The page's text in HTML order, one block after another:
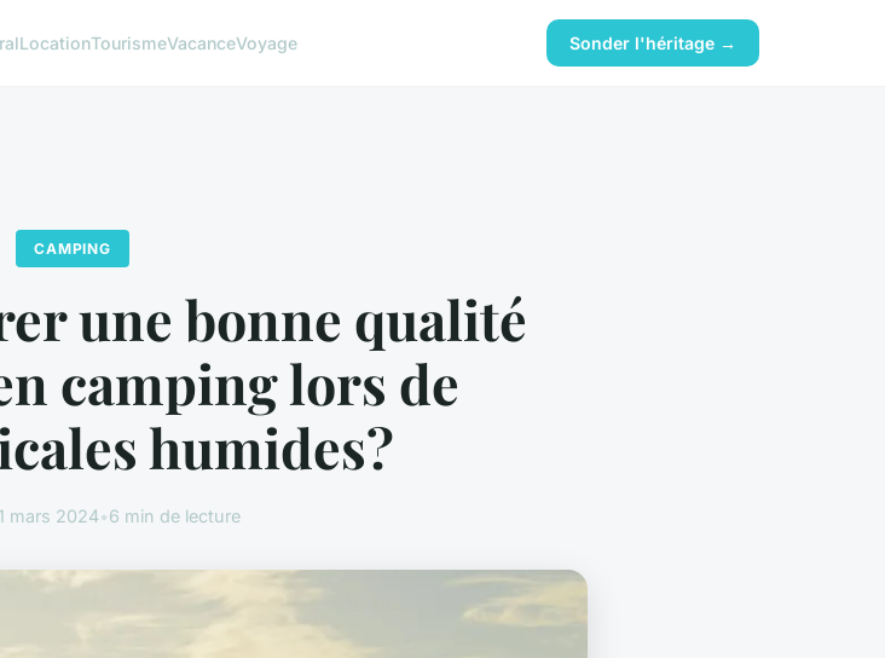
LocationTourismeVacanceVoyage Sonder l'héritage →
CAMPING
une bonne qualité
camping lors de
humides?
mars 2024•6 min de lecture